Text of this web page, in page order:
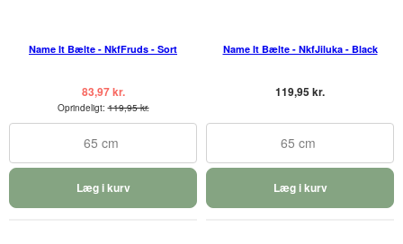
Name It Bælte - NkfFruds - Sort
83,97 kr.
Oprindeligt:119,95 kr.
65 cm
Læg i kurv
Name It Bælte - NkfJiluka - Black
119,95 kr.
65 cm
Læg i kurv